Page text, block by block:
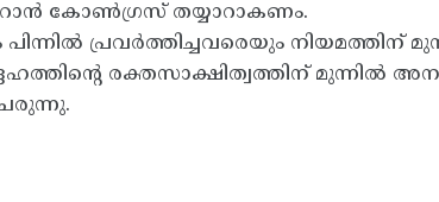
കോൺഗ്രസ് തയ്യാറാകണം.
പ്രവർത്തിച്ചവരെയും നിയമത്തിന്
രക്തസാക്ഷിത്വത്തിന്